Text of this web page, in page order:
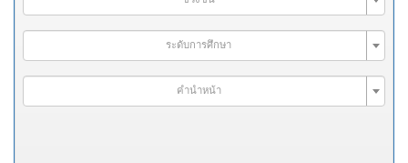
ระดับการศึกษา
คำนำหน้า